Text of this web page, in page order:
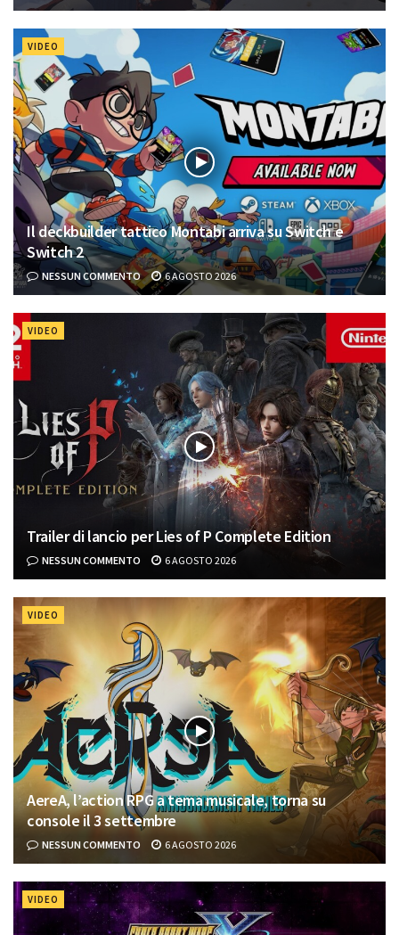
VIDEO
Il deckbuilder tattico Montabi arriva su Switch e
Switch 2
NESSUN COMMENTO 6 AGOSTO 2026
VIDEO
Trailer di lancio per Lies of P Complete Edition
NESSUN COMMENTO 6 AGOSTO 2026
VIDEO
AereA, l’action RPG a tema musicale, torna su
console il 3 settembre
NESSUN COMMENTO 6 AGOSTO 2026
VIDEO